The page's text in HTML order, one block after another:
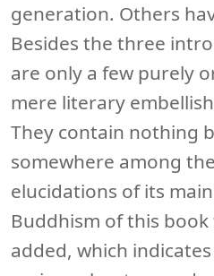
generation. Others
Besides the three
are only a few purely
mere literary
They contain nothing
somewhere among
elucidations of its
Buddhism of this
added, which